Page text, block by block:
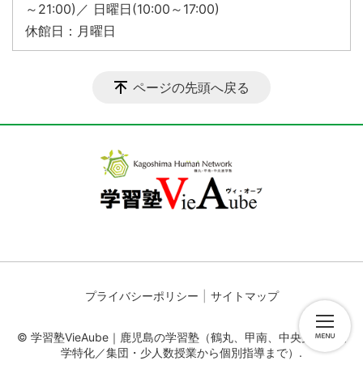
～21:00)／ 日曜日(10:00～17:00)
休館日：月曜日
ページの先頭へ戻る
プライバシーポリシー サイトマップ
© 学習塾VieAube｜鹿児島の学習塾（鶴丸、甲南、中央受験・進
学特化／集団・少人数授業から個別指導まで）.